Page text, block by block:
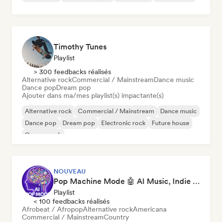
Timothy Tunes
Playlist
> 300 feedbacks réalisés
Alternative rockCommercial / MainstreamDance music
Dance popDream pop
Ajouter dans ma/mes playlist(s) impactante(s)
Alternative rock Commercial / Mainstream
Dance music
Dance pop
Dream pop Electronic rock
Future house
Garage rock
NOUVEAU
Pop Machine Mode 🤖 AI Music, Indie Pop & Dream Pop
Playlist
< 100 feedbacks réalisés
Afrobeat / AfropopAlternative rockAmericana
Commercial / MainstreamCountry